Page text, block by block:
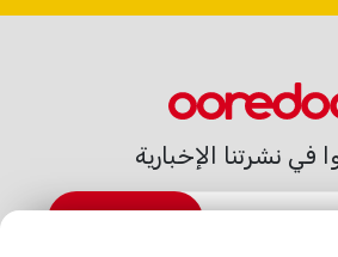
في نشرتنا الإخبارية